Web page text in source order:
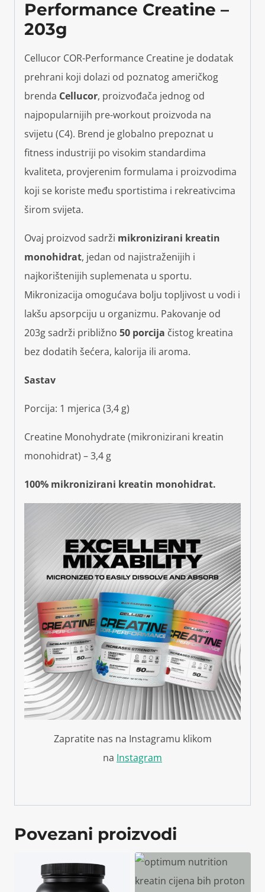
Performance Creatine –
203g
Cellucor COR-Performance Creatine je dodatak
prehrani koji dolazi od poznatog američkog
brenda Cellucor, proizvođača jednog od
najpopularnijih pre-workout proizvoda na
svijetu (C4). Brend je globalno prepoznat u
fitness industriji po visokim standardima
kvaliteta, provjerenim formulama i proizvodima
koji se koriste među sportistima i rekreativcima
širom svijeta.
Ovaj proizvod sadrži mikronizirani kreatin
monohidrat, jedan od najistraženijih i
najkorištenijih suplemenata u sportu.
Mikronizacija omogućava bolju topljivost u vodi i
lakšu apsorpciju u organizmu. Pakovanje od
203g sadrži približno 50 porcija čistog kreatina
bez dodatih šećera, kalorija ili aroma.
Sastav
Porcija: 1 mjerica (3,4 g)
Creatine Monohydrate (mikronizirani kreatin
monohidrat) – 3,4 g
100% mikronizirani kreatin monohidrat.
Zapratite nas na Instagramu klikom
na Instagram
Povezani proizvodi